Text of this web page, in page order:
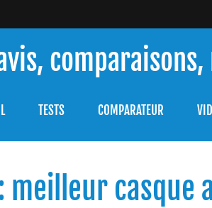
TESTS COMPARATEUR
meilleur casque